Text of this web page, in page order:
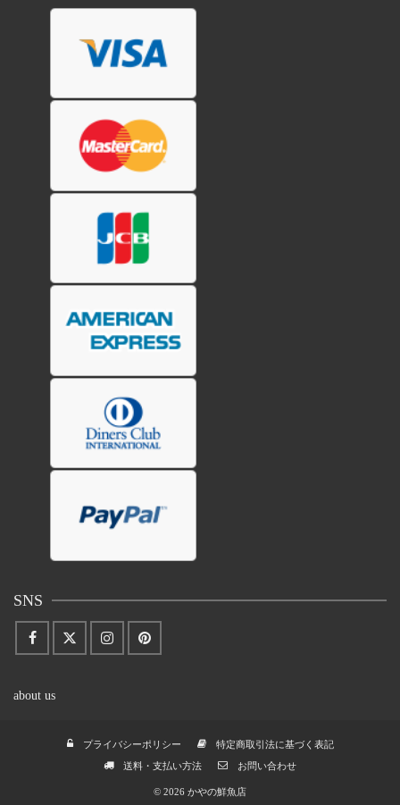
SNS
about us
プライバシーポリシー
特定商取引法に基づく表記
送料・支払い方法
お問い合わせ
© 2026 かやの鮮魚店